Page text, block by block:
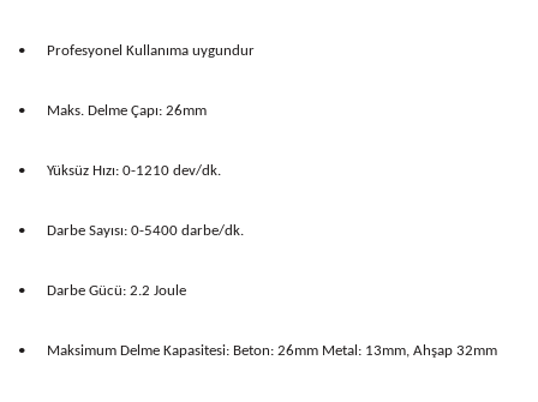
• Profesyonel Kullanıma uygundur
• Maks. Delme Çapı: 26mm
• Yüksüz Hızı: 0-1210 dev/dk.
• Darbe Sayısı: 0-5400 darbe/dk.
• Darbe Gücü: 2.2 Joule
• Maksimum Delme Kapasitesi: Beton: 26mm Metal: 13mm, Ahşap 32mm